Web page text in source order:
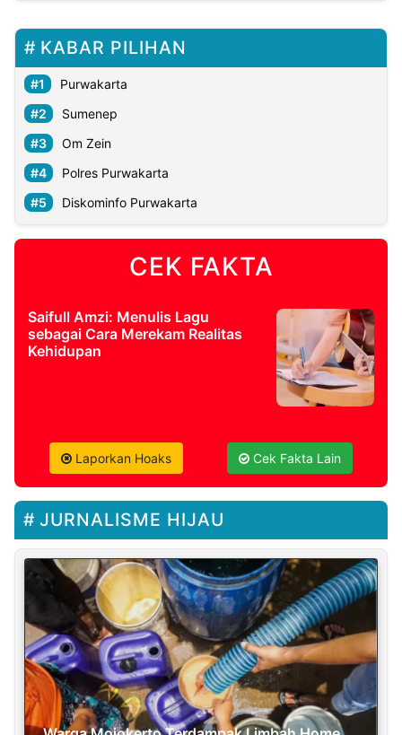
KABAR PILIHAN
Purwakarta
Sumenep
Om Zein
Polres Purwakarta
Diskominfo Purwakarta
CEK FAKTA
Saifull Amzi: Menulis Lagu
sebagai Cara Merekam Realitas
Kehidupan
Laporkan Hoaks Cek Fakta Lain
JURNALISME HIJAU